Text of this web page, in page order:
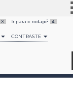
Simplifique!
Comunica BR
3 Ir para o rodapé 4
CONTRASTE